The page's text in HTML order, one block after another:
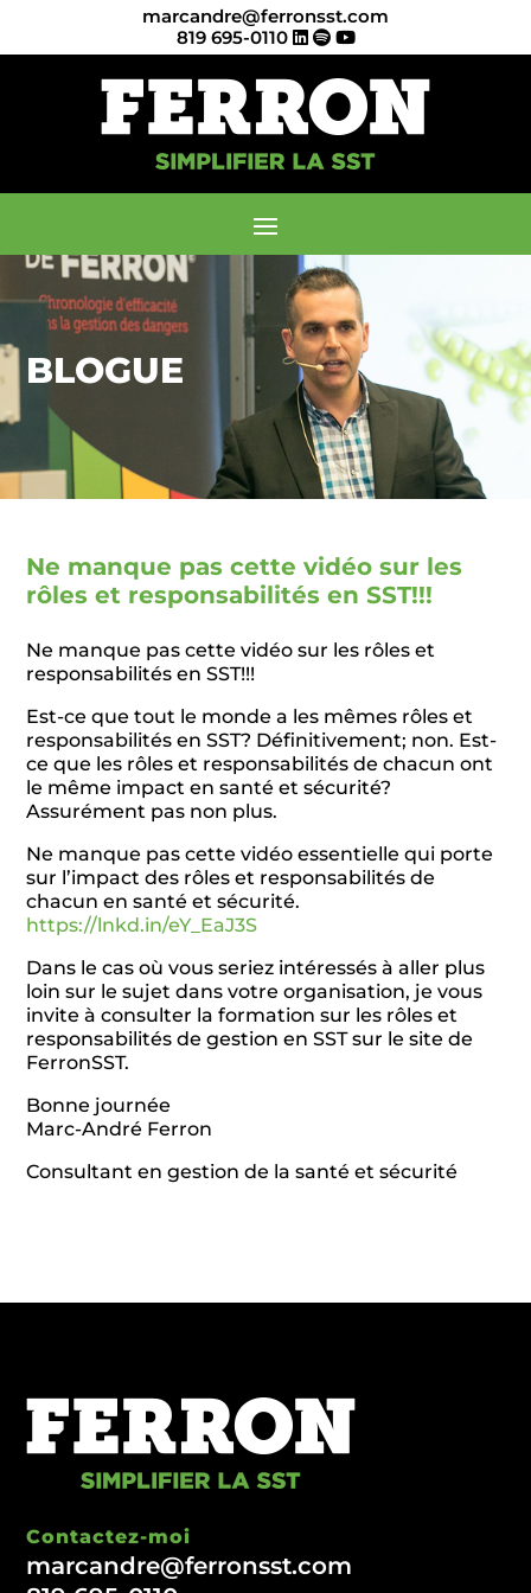
marcandre@ferronsst.com
819 695-0110
BLOGUE
Ne manque pas cette vidéo sur les
rôles et responsabilités en SST!!!
Ne manque pas cette vidéo sur les rôles et
responsabilités en SST!!!
Est-ce que tout le monde a les mêmes rôles et
responsabilités en SST? Définitivement; non. Est-
ce que les rôles et responsabilités de chacun ont
le même impact en santé et sécurité?
Assurément pas non plus.
Ne manque pas cette vidéo essentielle qui porte
sur l’impact des rôles et responsabilités de
chacun en santé et sécurité.
https://lnkd.in/eY_EaJ3S
Dans le cas où vous seriez intéressés à aller plus
loin sur le sujet dans votre organisation, je vous
invite à consulter la formation sur les rôles et
responsabilités de gestion en SST sur le site de
FerronSST.
Bonne journée
Marc-André Ferron
Consultant en gestion de la santé et sécurité
Contactez-moi
marcandre@ferronsst.com